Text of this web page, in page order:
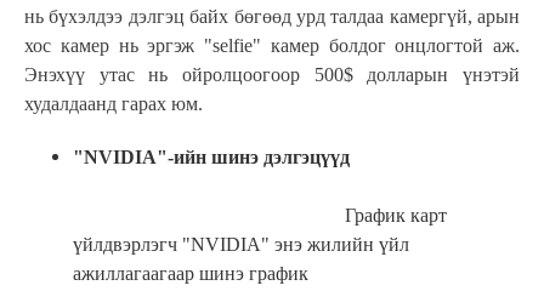
нь бүхэлдээ дэлгэц байх бөгөөд урд талдаа камергүй, арын
хос камер нь эргэж "selfie" камер болдог онцлогтой аж.
Энэхүү утас нь ойролцоогоор 500$ долларын үнэтэй
худалдаанд гарах юм.
"NVIDIA"-ийн шинэ дэлгэцүүд
График карт
үйлдвэрлэгч "NVIDIA" энэ жилийн үйл
ажиллагаагаар шинэ график